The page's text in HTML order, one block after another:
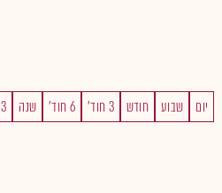
יום שבוע חודש 3 חוד' 6 חוד' שנה 3 שנים